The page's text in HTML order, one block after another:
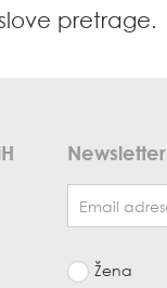
pretrage.
Newsletter
Žena